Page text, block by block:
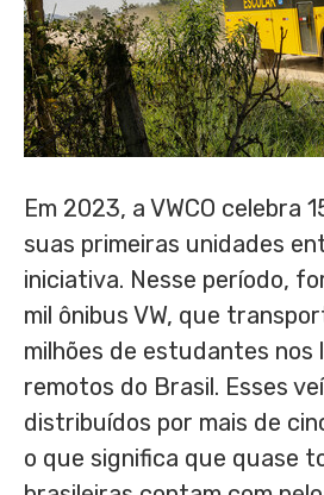
Em 2023, a VWCO celebra
suas primeiras unidades
iniciativa. Nesse período,
mil ônibus VW, que
milhões de estudantes nos
remotos do Brasil. Esses
distribuídos por mais de
o que significa que quase